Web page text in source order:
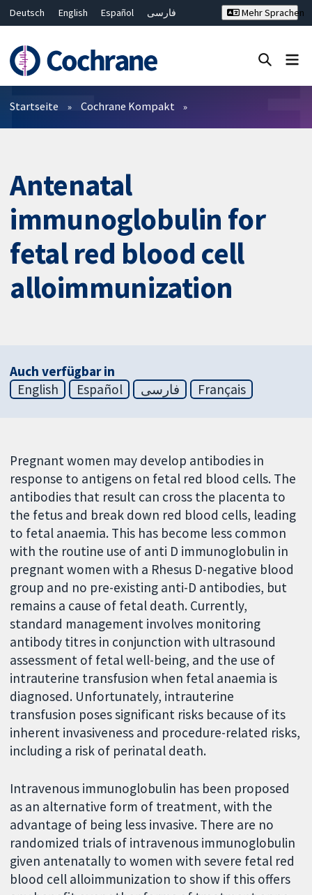
Deutsch English Español
فارسی
Bahasa Malaysia
ไทย
繁體中文
简体中文
Mehr Sprachen
Filter
Startseite Cochrane Kompakt
Antenatal
immunoglobulin for
fetal red blood cell
alloimmunization
Auch verfügbar in
English
Español فارسی Français
Pregnant women may develop antibodies in
response to antigens on fetal red blood cells. The
antibodies that result can cross the placenta to
the fetus and break down red blood cells, leading
to fetal anaemia. This has become less common
with the routine use of anti D immunoglobulin in
pregnant women with a Rhesus D-negative blood
group and no pre-existing anti-D antibodies, but
remains a cause of fetal death. Currently,
standard management involves monitoring
antibody titres in conjunction with ultrasound
assessment of fetal well-being, and the use of
intrauterine transfusion when fetal anaemia is
diagnosed. Unfortunately, intrauterine
transfusion poses significant risks because of its
inherent invasiveness and procedure-related risks,
including a risk of perinatal death.
Intravenous immunoglobulin has been proposed
as an alternative form of treatment, with the
advantage of being less invasive. There are no
randomized trials of intravenous immunoglobulin
given antenatally to women with severe fetal red
blood cell alloimmunization to show if this offers